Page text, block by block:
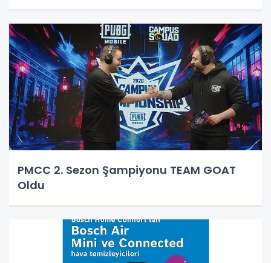
PMCC 2. Sezon Şampiyonu TEAM GOAT
Oldu